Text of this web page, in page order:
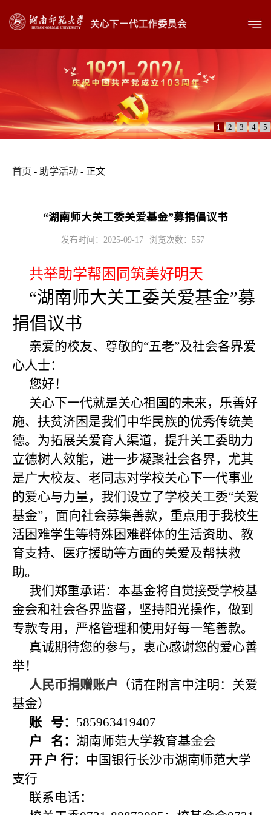
1 2 3 4 5
首页 - 助学活动 - 正文
“湖南师大关工委关爱基金”募捐倡议书
发布时间：2025-09-17 浏览次数： 557
共举助学帮困 同筑美好明天
“湖南师大关工委关爱基金”募
捐倡议书
亲爱的校友、尊敬的“五老”及社会各界爱
心人士：
您好！
关心下一代就是关心祖国的未来，乐善好
施、扶贫济困是我们中华民族的优秀传统美
德。为拓展关爱育人渠道，提升关工委助力
立德树人效能，进一步凝聚社会各界，尤其
是广大校友、老同志对学校关心下一代事业
的爱心与力量，我们设立了学校关工委“关爱
基金”，面向社会募集善款，重点用于我校生
活困难学生等特殊困难群体的生活资助、教
育支持、医疗援助等方面的关爱及帮扶救
助。
我们郑重承诺：本基金将自觉接受学校基
金会和社会各界监督，坚持阳光操作，做到
专款专用，严格管理和使用好每一笔善款。
真诚期待您的参与，衷心感谢您的爱心善
举！
人民币捐赠账户 （请在附言中注明：关爱
基金）
账
号： 585963419407
户
名： 湖南师范大学教育基金会
开 户 行： 中国银行长沙市湖南师范大学
支行
联系电话：